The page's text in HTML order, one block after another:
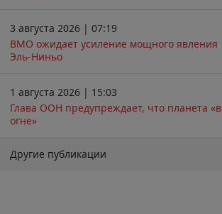
3 августа 2026 | 07:19
ВМО ожидает усиление мощного явления
Эль-Ниньо
1 августа 2026 | 15:03
Глава ООН предупреждает, что планета «в
огне»
Другие публикации